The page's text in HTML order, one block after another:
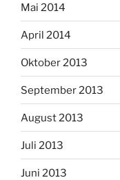
Mai 2014
April 2014
Oktober 2013
September 2013
August 2013
Juli 2013
Juni 2013